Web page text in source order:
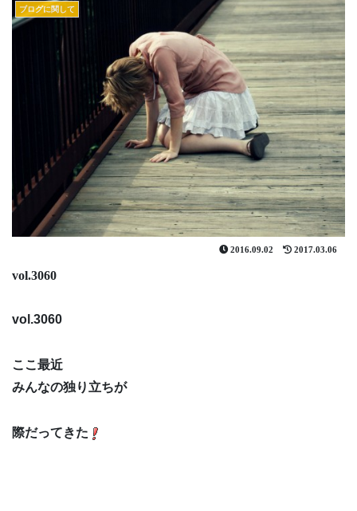
ブログに関して
2016.09.02 2017.03.06
vol.3060
vol.3060
ここ最近
みんなの独り立ちが
際だってきた